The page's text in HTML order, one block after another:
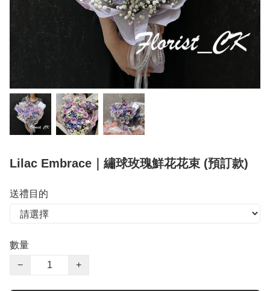
Lilac Embrace｜繡球玫瑰鮮花花束 (預訂款)
送禮目的
數量
−
+